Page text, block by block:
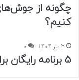
چگونه از
کنیم؟
3 تیر 1404 0
5 برنامه رایگان برای لاغری شکم و پهلو